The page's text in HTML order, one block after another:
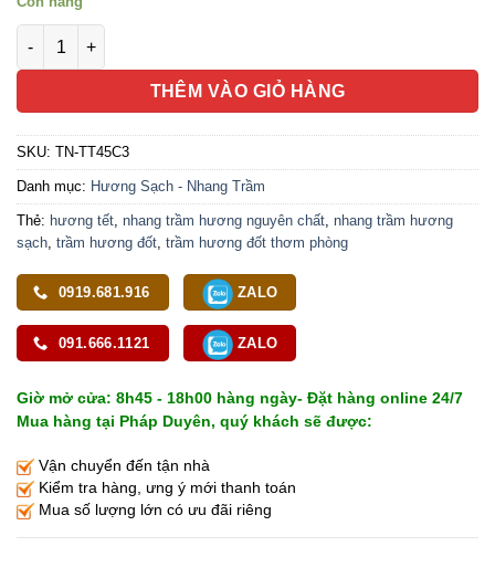
Hương Trầm Nụ Cao Cấp, Số Lượng 45 Viên, Thời Gian Cháy
THÊM VÀO GIỎ HÀNG
SKU: TN-TT45C3
Danh mục: Hương Sạch - Nhang Trầm
Thẻ: hương tết, nhang trầm hương nguyên chất, nhang trầm hương
sạch, trầm hương đốt, trầm hương đốt thơm phòng
0919.681.916 ZALO
091.666.1121 ZALO
Giờ mở cửa: 8h45 - 18h00 hàng ngày- Đặt hàng online 24/7
Mua hàng tại Pháp Duyên, quý khách sẽ được:
Vận chuyển đến tận nhà
Kiểm tra hàng, ưng ý mới thanh toán
Mua số lượng lớn có ưu đãi riêng